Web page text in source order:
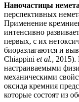
Наночастицы
перспективных
Применение
интенсивно
первых, с их
биоразлагаются и
Chiappini et al.,
настраиваемыми
механическими
оксида кремния
которые состоят из